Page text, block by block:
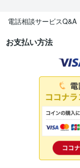
電話相談サービスQ&A
お支払い方法